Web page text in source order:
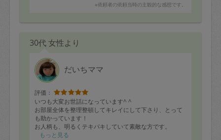
※依頼者の依頼当時の主観的な感想です。
30代 女性より
だいちママ
評価：
いつも大変お世話になっています^ ^
お部屋全体を整理整頓してキレイにして下さり、とって
も助かっています！
お人柄も、明るくテキパキしていて素敵な方です。
引き続き、宜しくお願いします^ ^
もっと見る